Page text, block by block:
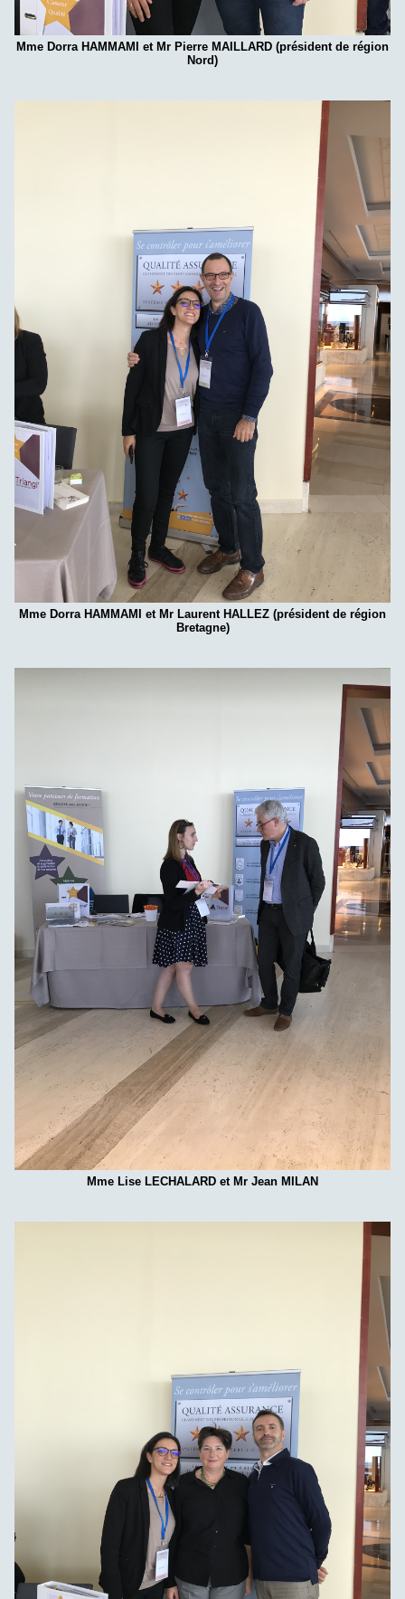
Mme Dorra HAMMAMI et Mr Pierre MAILLARD (président de région
Nord)
Mme Dorra HAMMAMI et Mr Laurent HALLEZ (président de région
Bretagne)
Mme Lise LECHALARD et Mr Jean MILAN